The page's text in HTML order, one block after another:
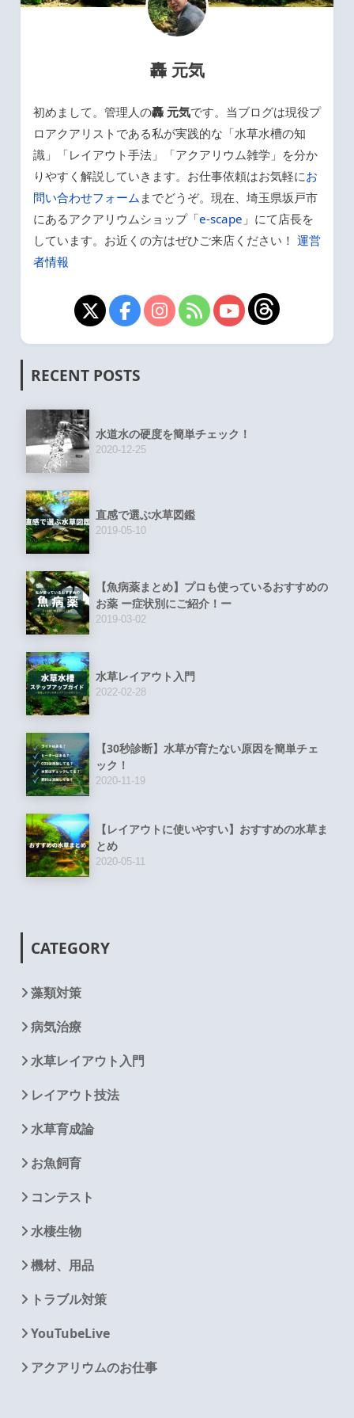
轟 元気
初めまして。管理人の轟 元気です。当ブログは現役プ
ロアクアリストである私が実践的な「水草水槽の知
識」「レイアウト手法」「アクアリウム雑学」を分か
りやすく解説していきます。お仕事依頼はお気軽にお
問い合わせフォーム までどうぞ。現在、埼玉県坂戸市
にあるアクアリウムショップ「e-scape 」にて店長を
しています。お近くの方はぜひご来店ください！ 運営
者情報
RECENT POSTS
水道水の硬度を簡単チェック！
2020-12-25
直感で選ぶ水草図鑑
2019-05-10
【魚病薬まとめ】プロも使っているおすすめの
お薬 ー症状別にご紹介！ー
2019-03-02
水草レイアウト入門
2022-02-28
【30秒診断】水草が育たない原因を簡単チェ
ック！
2020-11-19
【レイアウトに使いやすい】おすすめの水草ま
とめ
2020-05-11
CATEGORY
藻類対策
病気治療
水草レイアウト入門
レイアウト技法
水草育成論
お魚飼育
コンテスト
水棲生物
機材、用品
トラブル対策
YouTubeLive
アクアリウムのお仕事